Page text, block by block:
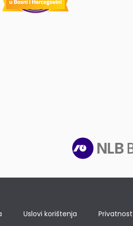
Uslovi korištenja Privatnost